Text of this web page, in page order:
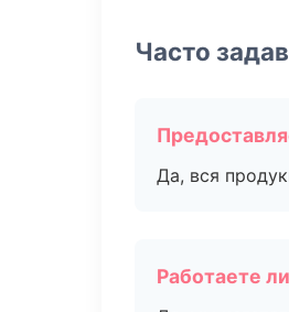
Часто
Да, вся
Работаете